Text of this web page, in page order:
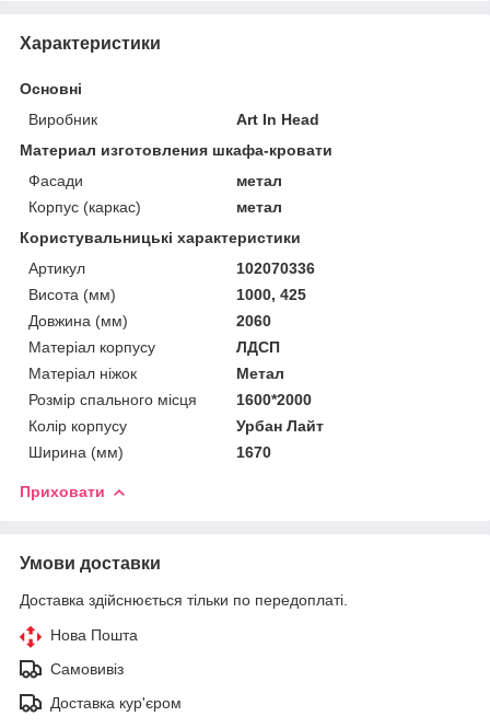
Характеристики
Основні
Виробник
Art In Head
Материал изготовления шкафа-кровати
Фасади
метал
Корпус (каркас)
метал
Користувальницькі характеристики
Артикул
102070336
Висота (мм)
1000, 425
Довжина (мм)
2060
Матеріал корпусу
ЛДСП
Матеріал ніжок
Метал
Розмір спального місця
1600*2000
Колір корпусу
Урбан Лайт
Ширина (мм)
1670
Приховати
Умови доставки
Доставка здійснюється тільки по передоплаті.
Нова Пошта
Самовивіз
Доставка кур'єром